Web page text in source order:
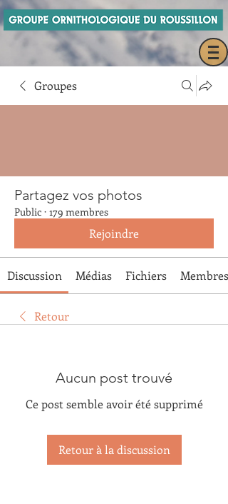
Groupes
Partagez vos photos
Public · 179 membres
Rejoindre
Discussion Médias Fichiers Membres
Retour
Aucun post trouvé
Ce post semble avoir été supprimé
Retour à la discussion